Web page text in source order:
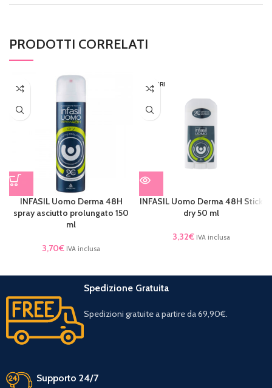
PRODOTTI CORRELATI
INFASIL Uomo Derma 48H
spray asciutto prolungato 150
ml
3,70€ IVA inclusa
ESAURI
TO
INFASIL Uomo Derma 48H Stick
dry 50 ml
3,32€ IVA inclusa
Spedizione Gratuita
Spedizioni gratuite a partire da 69,90€.
Supporto 24/7